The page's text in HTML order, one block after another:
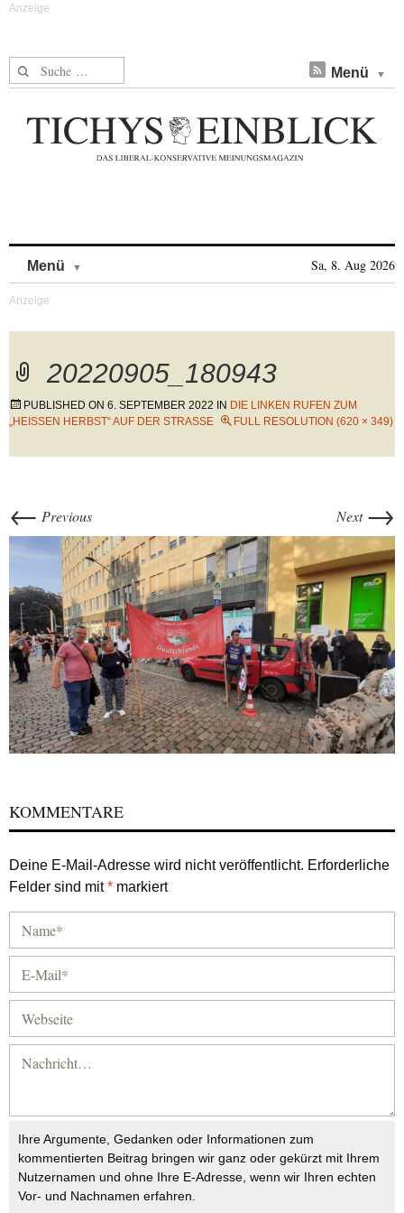
Suche nach: Menü
Menü Sa, 8. Aug 2026
20220905_180943
PUBLISHED ON 6. SEPTEMBER 2022 IN DIE LINKEN RUFEN ZUM
„HEISSEN HERBST“ AUF DER STRASSE
FULL RESOLUTION (620 × 349)
← Previous Next →
KOMMENTARE
Deine E-Mail-Adresse wird nicht veröffentlicht. Erforderliche
Felder sind mit* markiert
Ihre Argumente, Gedanken oder Informationen zum
kommentierten Beitrag bringen wir ganz oder gekürzt mit Ihrem
Nutzernamen und ohne Ihre E-Adresse, wenn wir Ihren echten
Vor- und Nachnamen erfahren.